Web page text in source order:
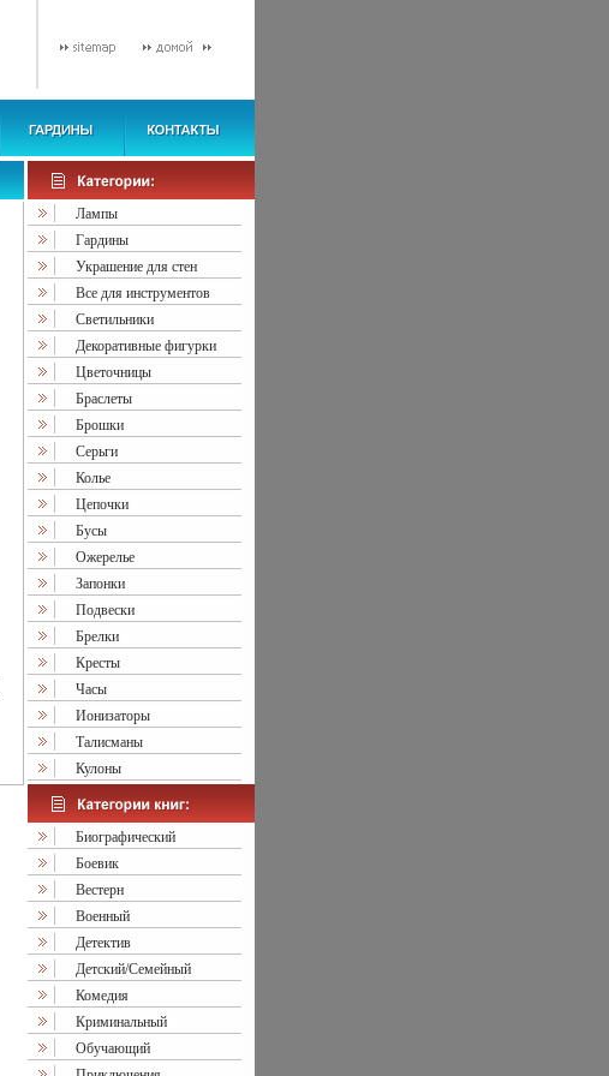
Лампы
Гардины
Украшение для стен
Все для инструментов
Светильники
Декоративные фигурки
Цветочницы
Браслеты
Брошки
Серьги
Колье
Цепочки
Бусы
Ожерелье
Запонки
Подвески
Брелки
Кресты
Часы
Ионизаторы
Талисманы
Кулоны
Биографический
Боевик
Вестерн
Военный
Детектив
Детский/Семейный
Комедия
Криминальный
Обучающий